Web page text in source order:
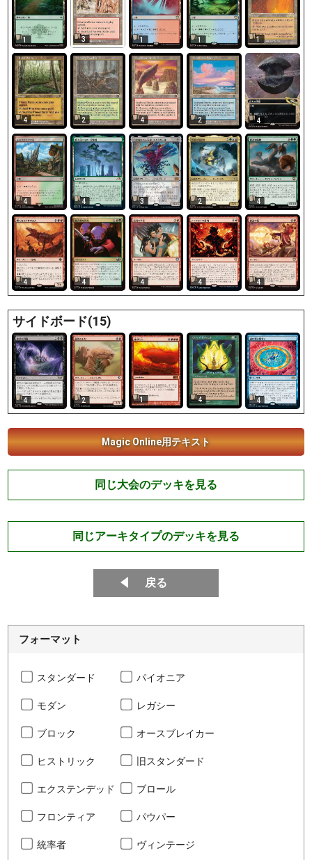
1 3 1 1 1
4 2 4 2 4
4 4 3 2 4
4 4 4 4 4
サイドボード(15)
4 2 1 4 4
Magic Online用テキスト
同じ大会のデッキを見る
同じアーキタイプのデッキを見る
戻る
フォーマット
スタンダード パイオニア
モダン レガシー
ブロック オースブレイカー
ヒストリック 旧スタンダード
エクステンデッド ブロール
フロンティア パウパー
統率者 ヴィンテージ